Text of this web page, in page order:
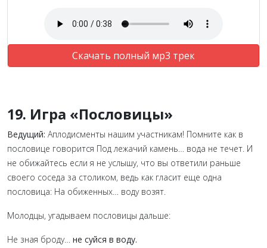
Скачать полный мр3 трек
19. Игра «Пословицы»
Ведущий: Аплодисменты нашим участникам! Помните как в
пословице говорится Под лежачий камень… вода не течет. И
не обижайтесь если я не услышу, что вы ответили раньше
своего соседа за столиком, ведь как гласит еще одна
пословица: На обиженных… воду возят.
Молодцы, угадываем пословицы дальше:
Не зная броду… не суйся в воду.